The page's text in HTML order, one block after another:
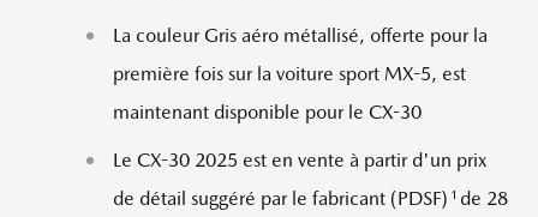
La couleur Gris aéro métallisé, offerte pour la
première fois sur la voiture sport MX-5, est
maintenant disponible pour le CX-30
Le CX-30 2025 est en vente à partir d'un prix
de détail suggéré par le fabricant (PDSF) 1 de 28